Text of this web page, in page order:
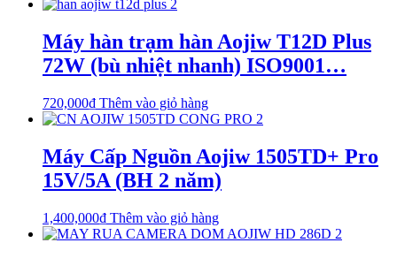
Máy hàn trạm hàn Aojiw T12D Plus
72W (bù nhiệt nhanh) ISO9001…
720,000₫ Thêm vào giỏ hàng
Máy Cấp Nguồn Aojiw 1505TD+ Pro
15V/5A (BH 2 năm)
1,400,000₫ Thêm vào giỏ hàng